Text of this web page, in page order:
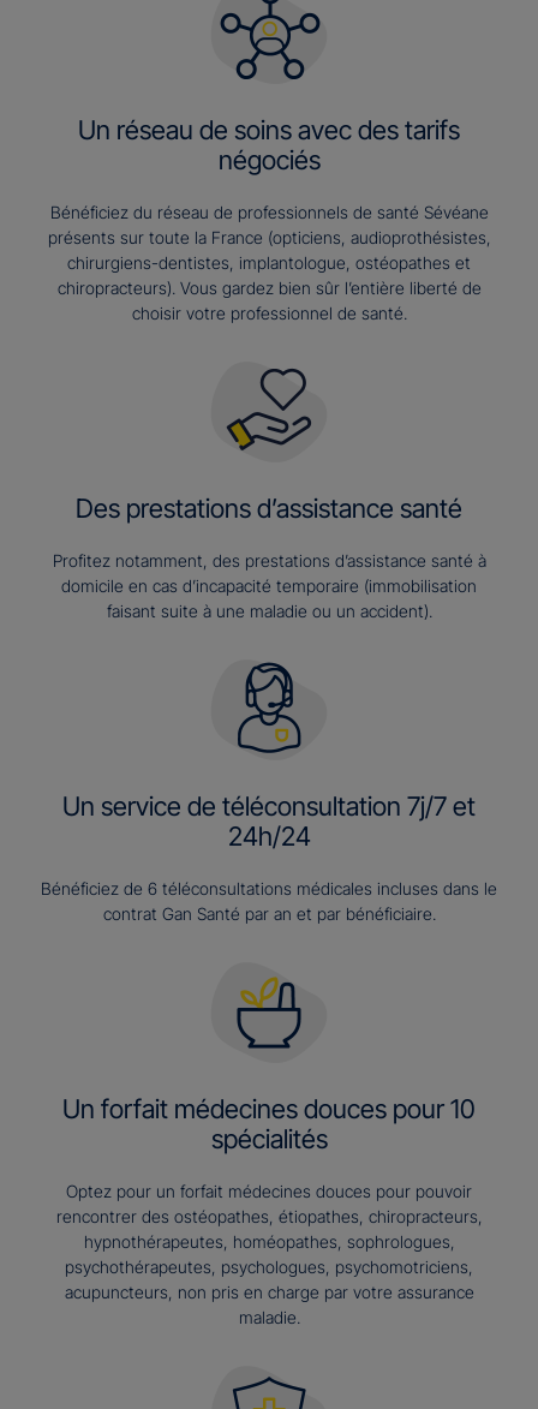
Un réseau de soins avec des tarifs
négociés
Bénéficiez du réseau de professionnels de santé Sévéane
présents sur toute la France (opticiens, audioprothésistes,
chirurgiens-dentistes, implantologue, ostéopathes et
chiropracteurs). Vous gardez bien sûr l’entière liberté de
choisir votre professionnel de santé.
Des prestations d’assistance santé
Profitez notamment, des prestations d’assistance santé à
domicile en cas d’incapacité temporaire (immobilisation
faisant suite à une maladie ou un accident).
Un service de téléconsultation 7j/7 et
24h/24
Bénéficiez de 6 téléconsultations médicales incluses dans le
contrat Gan Santé par an et par bénéficiaire.
Un forfait médecines douces pour 10
spécialités
Optez pour un forfait médecines douces pour pouvoir
rencontrer des ostéopathes, étiopathes, chiropracteurs,
hypnothérapeutes, homéopathes, sophrologues,
psychothérapeutes, psychologues, psychomotriciens,
acupuncteurs, non pris en charge par votre assurance
maladie.